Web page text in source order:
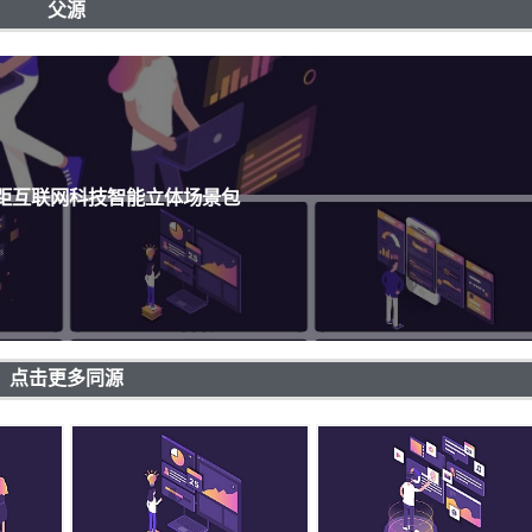
父源
互联网科技智能立体场景包
点击更多同源